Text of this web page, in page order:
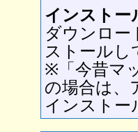
インストー
ダウンロー
ストールし
※「今昔マ
の場合は、
インストー